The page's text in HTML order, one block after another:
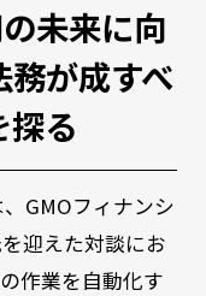
未来に向
務が成すべ
探る
GMOフィナンシ
迎えた対談にお
作業を自動化す